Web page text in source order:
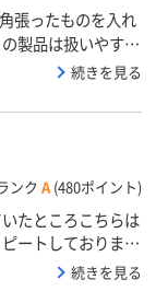
張ったものを入れ
製品は扱いやすく
続きを見る
ンク A (480ポイント)
たところこちらは
ートしておりま
続きを見る